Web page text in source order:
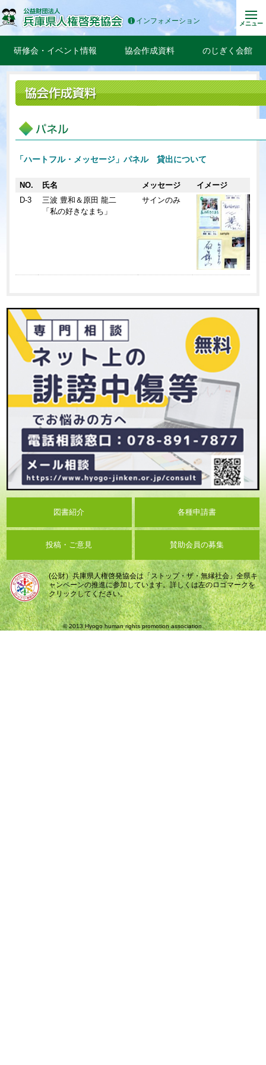
インフォメーション メニュー
研修会・イベント情報 協会作成資料 のじぎく会館
「ハートフル・メッセージ」パネル 貸出について
NO. 氏名 メッセージ
イメージ
D-3
三波 豊和＆原田 龍二
「私の好きなまち」
サインのみ
図書紹介 各種申請書
投稿・ご意見 賛助会員の募集
(公財）兵庫県人権啓発協会は「ストップ・ザ・無縁社会」全県キ
ャンペーンの推進に参加しています。詳しくは左のロゴマークを
クリックしてください。
© 2013 Hyogo human rights promotion association.